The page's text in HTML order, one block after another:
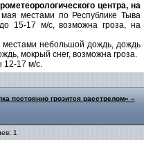
центра, на
местами по Республике Тыва
15-17 м/с, возможна гроза, на
местами небольшой дождь, дождь
мокрый снег, возможна гроза.
12-17 м/с.
постоянно грозится расстрелом» –
1